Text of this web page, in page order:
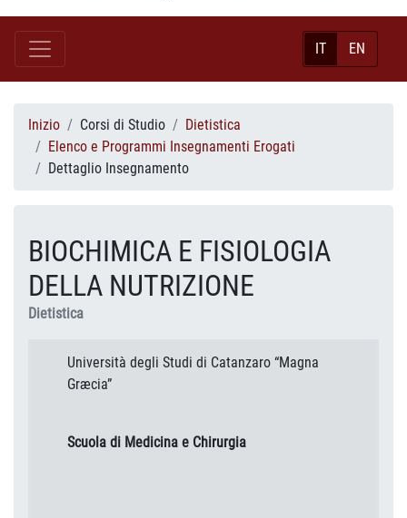
IT EN
Inizio Corsi di Studio
Dietistica
Elenco e Programmi Insegnamenti Erogati
Dettaglio Insegnamento
BIOCHIMICA E FISIOLOGIA
DELLA NUTRIZIONE
Dietistica
Università degli Studi di Catanzaro “Magna
Græcia”
Scuola di Medicina e Chirurgia